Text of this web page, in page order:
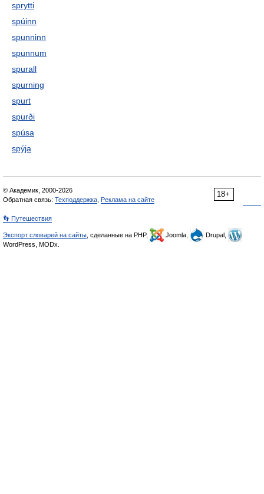
sprytti
spúinn
spunninn
spunnum
spurall
spurning
spurt
spurði
spúsa
spýja
18+
© Академик, 2000-2026
Обратная связь: Техподдержка Реклама на сайте
👣 Путешествия
Экспорт словарей на сайты , сделанные на PHP, Joomla,
Drupal,
WordPress, MODx.